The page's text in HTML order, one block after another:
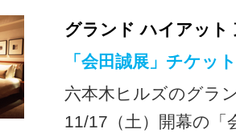
グランド ハイアッ
「会田誠展」チケッ
六本木ヒルズのグラ
11/17（土）開幕の「